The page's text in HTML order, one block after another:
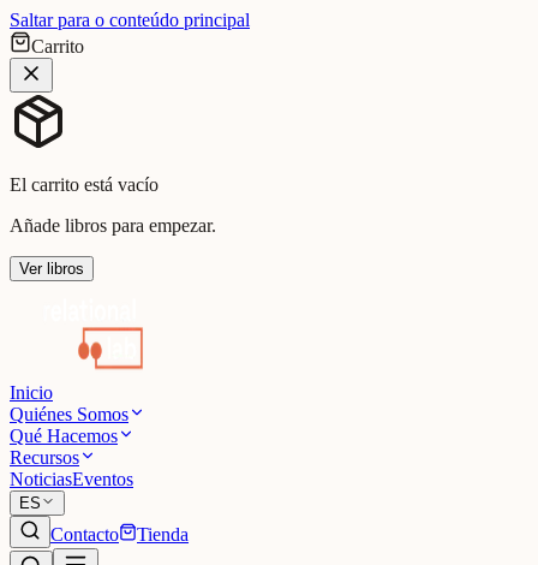
Saltar para o conteúdo principal
Carrito
El carrito está vacío
Añade libros para empezar.
Ver libros
Inicio
Quiénes Somos
Qué Hacemos
Recursos
NoticiasEventos
ES
Contacto Tienda